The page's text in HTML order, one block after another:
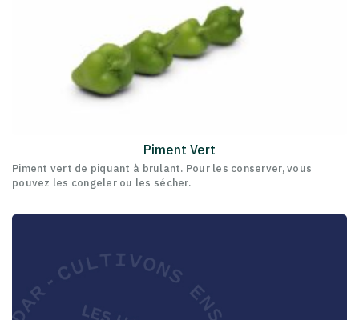
Piment Vert
Piment vert de piquant à brulant. Pour les conserver, vous
pouvez les congeler ou les sécher.